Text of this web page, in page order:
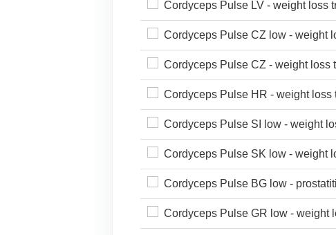
Cordyceps Pulse LV - weight loss
Cordyceps Pulse CZ low - weight loss
Cordyceps Pulse CZ - weight loss
Cordyceps Pulse HR - weight loss
Cordyceps Pulse SI low - weight loss
Cordyceps Pulse SK low - weight loss
Cordyceps Pulse BG low -
Cordyceps Pulse GR low - weight loss